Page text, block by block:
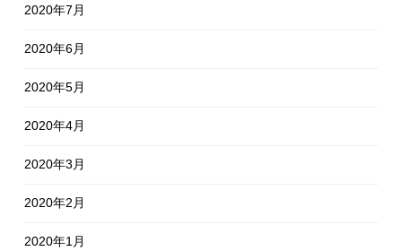
2020年7月
2020年6月
2020年5月
2020年4月
2020年3月
2020年2月
2020年1月